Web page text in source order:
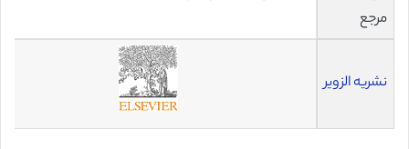
مرجع
نشریه الزویر